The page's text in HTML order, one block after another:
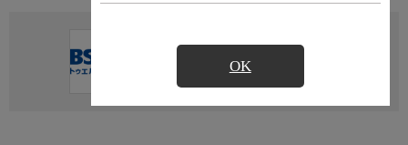
OK
直近の放送予定はありません